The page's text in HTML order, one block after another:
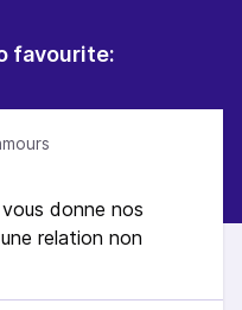
favourite:
donne nos
relation non